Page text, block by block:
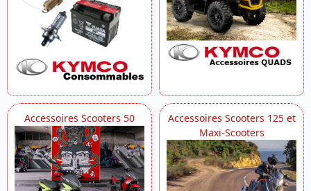
Accessoires Scooters 50
Accessoires Scooters 125 et
Maxi-Scooters